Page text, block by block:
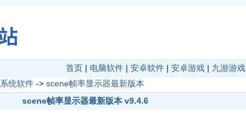
首页 | 电脑软件 | 安卓软件 | 安卓游戏 | 九游游戏
系统软件 -> scene帧率显示器最新版本
scene帧率显示器最新版本 v9.4.6